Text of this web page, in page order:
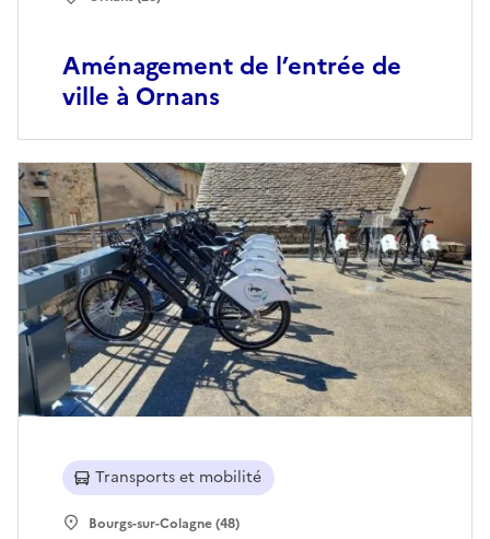
Aménagement de l’entrée de
ville à Ornans
Transports et mobilité
Bourgs-sur-Colagne (48)